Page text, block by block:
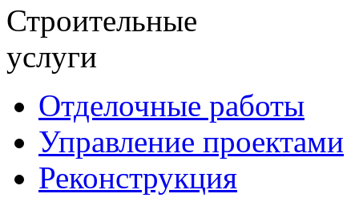
Строительные
услуги
Отделочные работы
Управление проектами
Реконструкция